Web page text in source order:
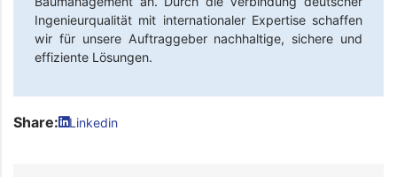
Ingenieurqualität mit internationaler Expertise schaffen
wir für unsere Auftraggeber nachhaltige, sichere und
effiziente Lösungen.
Share: Linkedin